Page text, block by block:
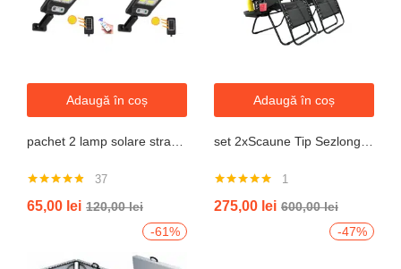
Adaugă în coș
4.76din 5
37
65,00 lei 120,00lei
Adaugă în coș
5.00din 5
1
275,00 lei 600,00lei
-61%
-47%